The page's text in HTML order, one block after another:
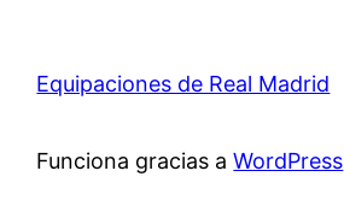
Equipaciones de Real Madrid
Funciona gracias aWordPress